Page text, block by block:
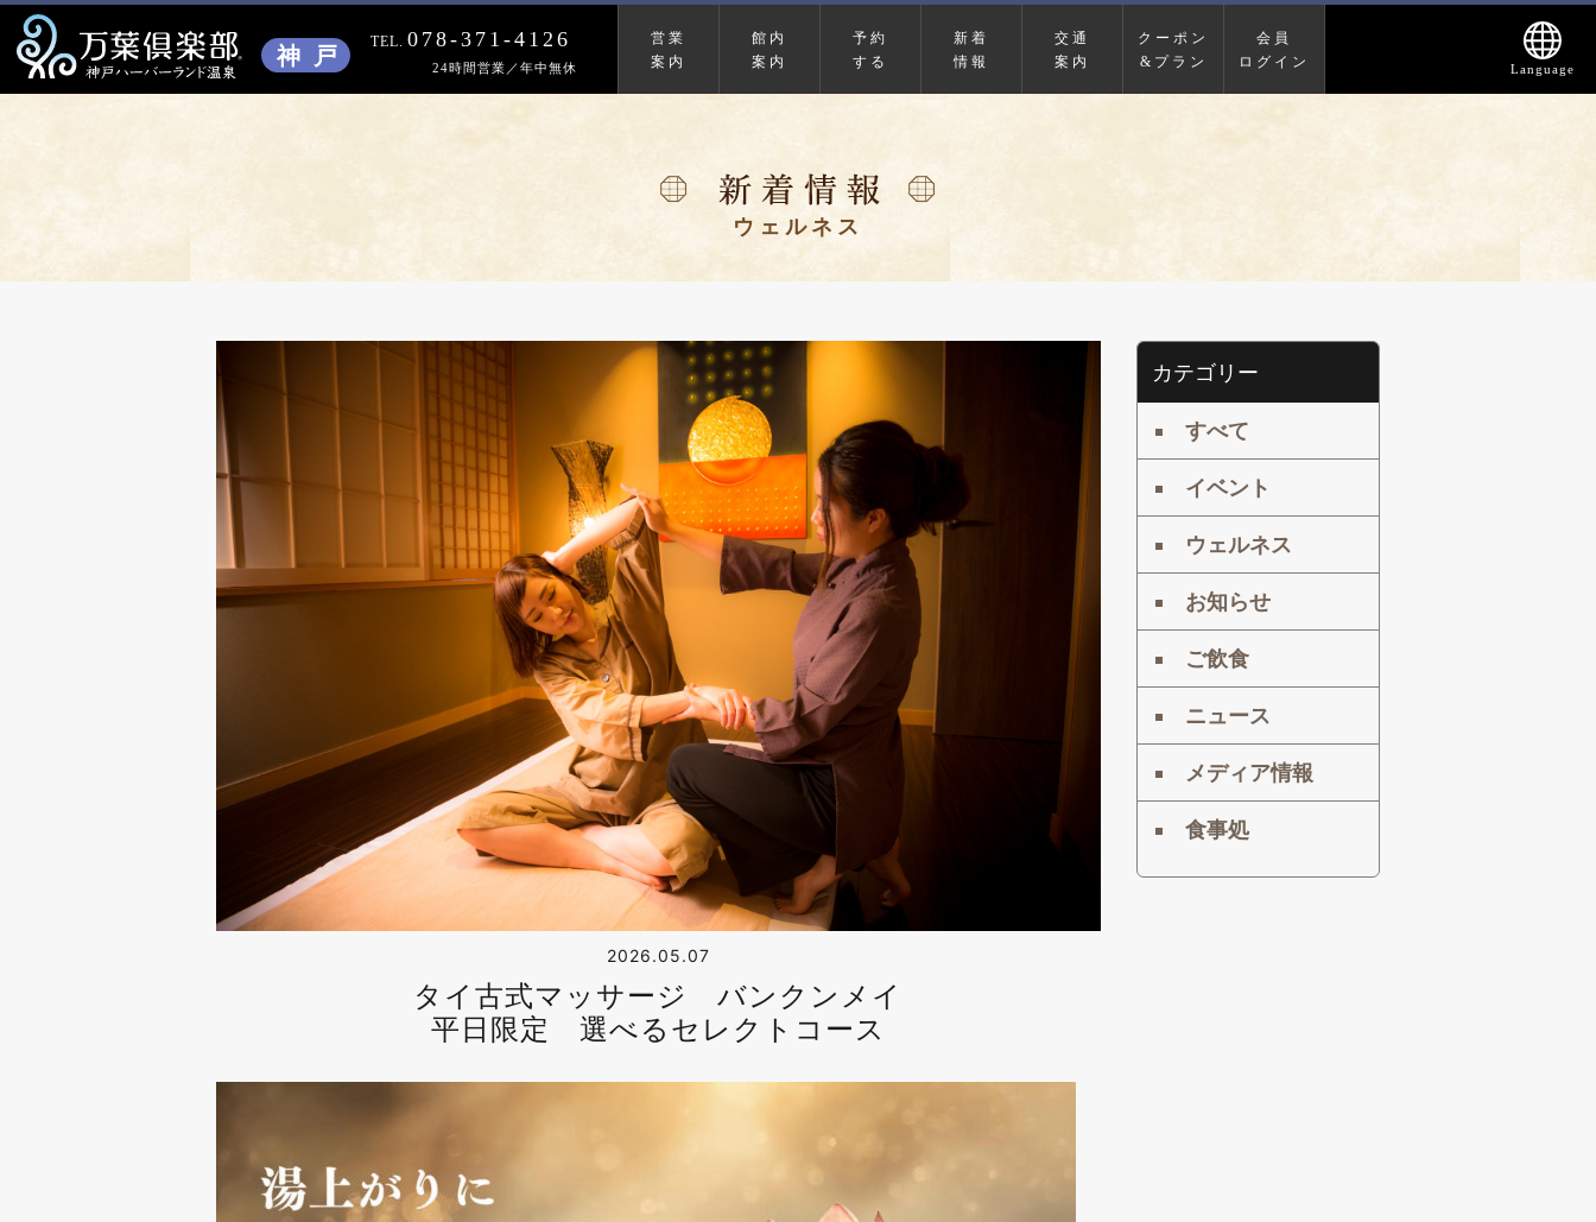
TEL. 078-371-4126
24時間営業／年中無休
営業
案内
館内
案内
予約
する
新着
情報
交通
案内
クーポン
&プラン
会員
ログイン
Language
ウェルネス
2026.05.07
タイ古式マッサージ バンクンメイ
平日限定 選べるセレクトコース
カテゴリー
すべて
イベント
ウェルネス
お知らせ
ご飲食
ニュース
メディア情報
食事処